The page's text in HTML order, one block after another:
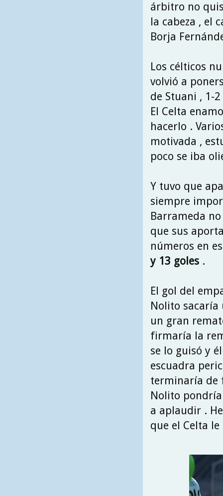
árbitro no
la cabeza , el
Borja
Los célticos
volvió a
de Stuani , 1-2
El Celta
hacerlo .
motivada ,
poco se iba
Y tuvo que
siempre
Barrameda
que sus
números en
y 13 goles .
El gol del
Nolito sacaría
un gran
firmaría la
se lo guisó y
escuadra
terminaría de
Nolito
a aplaudir .
que el Celta